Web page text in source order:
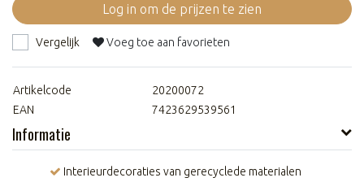
Log in om de prijzen te zien
Vergelijk Voeg toe aan favorieten
Artikelcode
20200072
EAN
7423629539561
Informatie
Interieurdecoraties van gerecyclede materialen